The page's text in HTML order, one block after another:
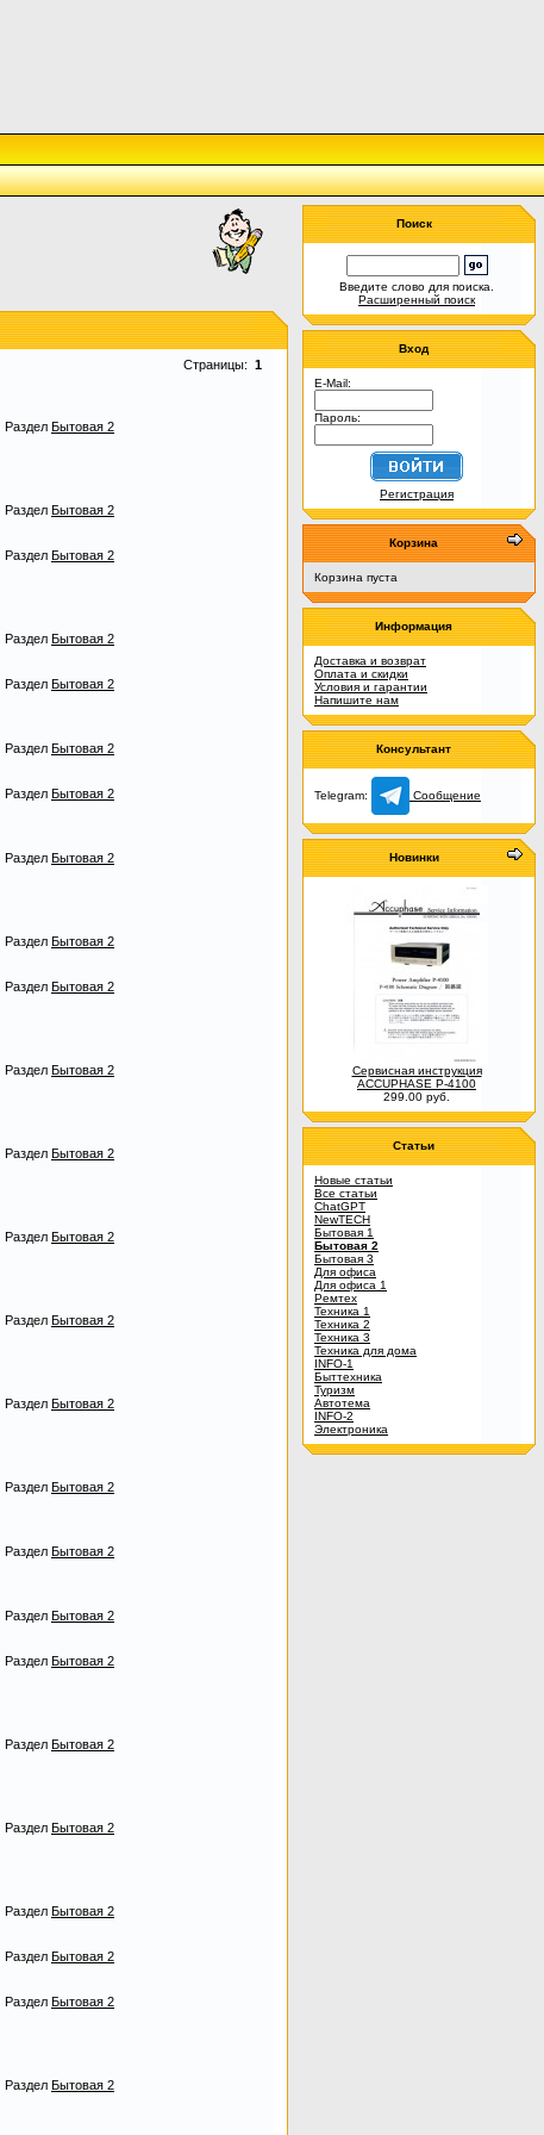
Страницы: 1
Раздел Бытовая 2
Раздел Бытовая 2
Раздел Бытовая 2
Раздел Бытовая 2
Раздел Бытовая 2
Раздел Бытовая 2
Раздел Бытовая 2
Раздел Бытовая 2
Раздел Бытовая 2
Раздел Бытовая 2
Раздел Бытовая 2
Раздел Бытовая 2
Раздел Бытовая 2
Раздел Бытовая 2
Раздел Бытовая 2
Раздел Бытовая 2
Раздел Бытовая 2
Раздел Бытовая 2
Раздел Бытовая 2
Раздел Бытовая 2
Раздел Бытовая 2
Раздел Бытовая 2
Раздел Бытовая 2
Раздел Бытовая 2
Раздел Бытовая 2
Поиск
Введите слово для поиска.
Расширенный поиск
Вход
E-Mail:
Пароль:
Регистрация
Корзина
Корзина пуста
Информация
Доставка и возврат
Оплата и скидки
Условия и гарантии
Напишите нам
Консультант
Telegram: Сообщение
Новинки
Сервисная инструкция
ACCUPHASE P-4100
299.00 руб.
Статьи
Новые статьи
Все статьи
ChatGPT
NewTECH
Бытовая 1
Бытовая 2
Бытовая 3
Для офиса
Для офиса 1
Ремтех
Техника 1
Техника 2
Техника 3
Техника для дома
INFO-1
Быттехника
Туризм
Автотема
INFO-2
Электроника